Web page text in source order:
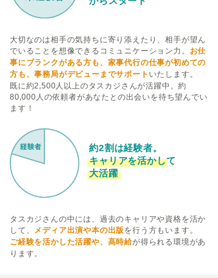
大切なのは相手の気持ちに寄り添えたり、相手が望ん
でいることを想像できるコミュニケーション力。 お仕
事にブランクがある方も、家事代行の仕事が初めての
方も、事務局がデビューまでサポート いたします。
既に約2,500人以上のタスカジさんが活躍中。約
80,000人の依頼者があなたとの出会いを待ち望んでい
ます！
約2割は経験者。
キャリアを活かして
大活躍
タスカジさんの中には、過去のキャリアや資格を活か
して、
メディア出演や本の出版 を行う方もいます。
ご経験を活かした活躍や、高時給が得られる環境があ
ります。